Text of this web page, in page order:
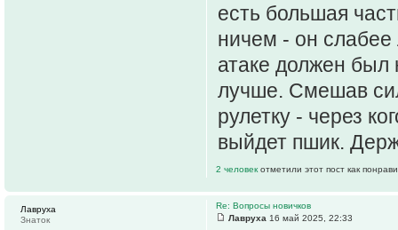
есть большая
ничем - он
атаке должен был
лучше. Смешав
рулетку - через
выйдет пшик.
2 человекотметили этот пост как
Re: Вопросы новичков
Лавруха 16 май 2025, 22:33
Лавруха
Знаток